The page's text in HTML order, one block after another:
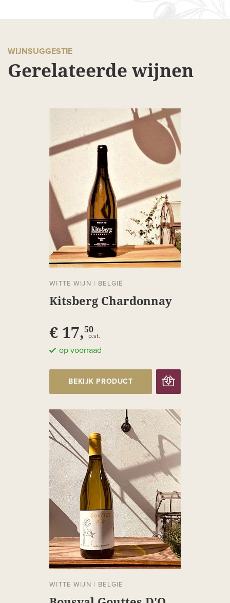
WIJNSUGGESTIE
Gerelateerde wijnen
WITTE WIJN | BELGIË
Kitsberg Chardonnay
€ 17,50
p.st.
op voorraad
BEKIJK PRODUCT
WITTE WIJN | BELGIË